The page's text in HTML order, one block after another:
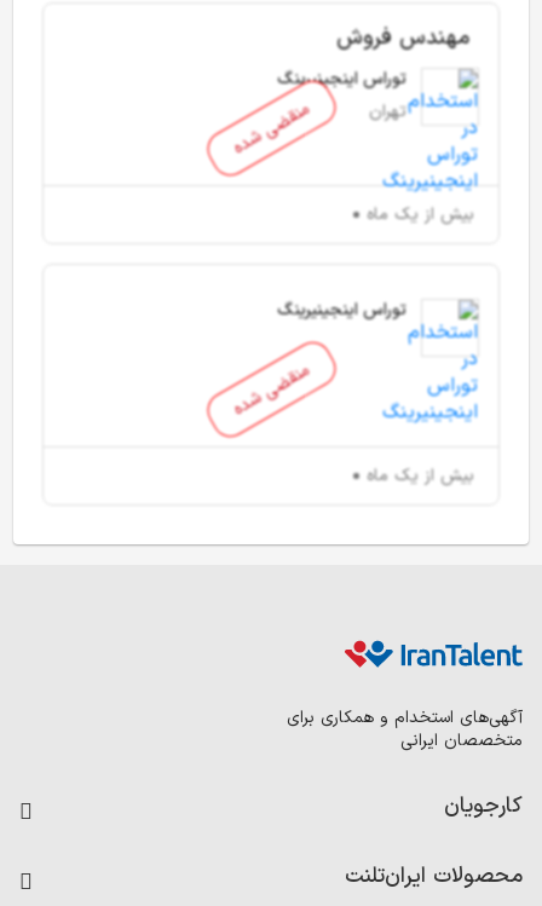
منقضی شده
مهندس فروش
توراس اینجینیرینگ
تهران
بیش از یک ماه
منقضی شده
توراس اینجینیرینگ
بیش از یک ماه
آگهی‌های استخدام و همکاری برای
متخصصان ایرانی
کارجویان
رزومه ساز
محصولات ایران‌تلنت